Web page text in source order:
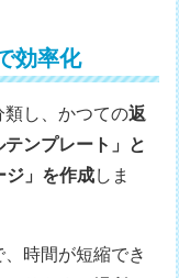
効率化
類し、かつての返
ンプレート」と
ジ」を作成しま
時間が短縮でき